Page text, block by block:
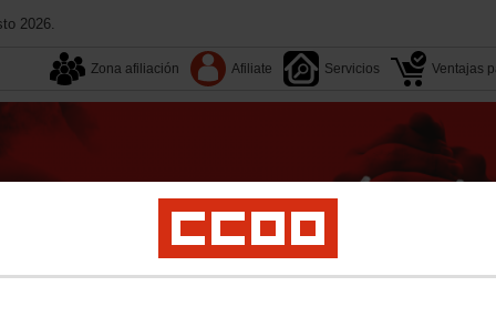
2026.
Zona afiliación Afiliate Servicios Ventajas